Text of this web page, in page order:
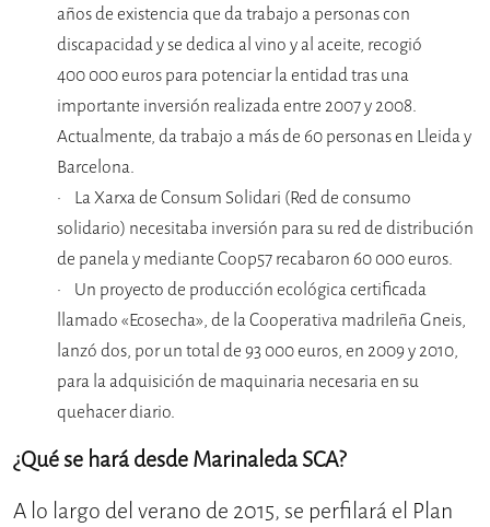
años de existencia que da trabajo a personas con
discapacidad y se dedica al vino y al aceite, recogió
400 000 euros para potenciar la entidad tras una
importante inversión realizada entre 2007 y 2008.
Actualmente, da trabajo a más de 60 personas en Lleida y
Barcelona.
La Xarxa de Consum Solidari (Red de consumo
solidario) necesitaba inversión para su red de distribución
de panela y mediante Coop57 recabaron 60 000 euros.
Un proyecto de producción ecológica certificada
llamado «Ecosecha», de la Cooperativa madrileña Gneis,
lanzó dos, por un total de 93 000 euros, en 2009 y 2010,
para la adquisición de maquinaria necesaria en su
quehacer diario.
¿Qué se hará desde Marinaleda SCA?
A lo largo del verano de 2015, se perfilará el Plan